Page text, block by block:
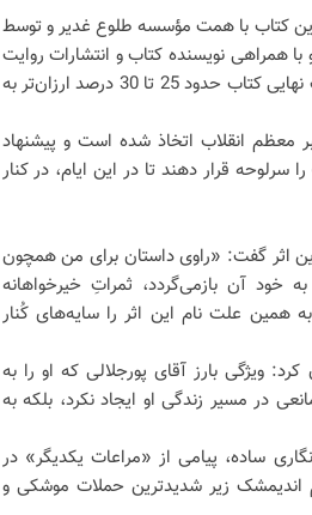
این کتاب با همت مؤسسه طلوع غدیر و توسط
همراهی نویسنده کتاب و انتشارات روایت
فتح، بخشی از حق‌الزحمه نویسنده و سود تولید کاهش یافت تا قیمت نهایی کتاب حدود 25 تا 30 درصد ارزان‌تر به
معظم انقلاب اتخاذ شده است و پیشنهاد
قرار دهند تا در این ایام، در کنار
اثر گفت: «راوی داستان برای من همچون
آن بازمی‌گردد، ثمراتِ خیرخواهانه
همین علت نام این اثر را سایه‌های کُنار
ویژگی بارز آقای پورجلالی که او را به
در مسیر زندگی او ایجاد نکرد، بلکه به
ساده، پیامی از «مراعات یکدیگر» در
زیر شدیدترین حملات موشکی و